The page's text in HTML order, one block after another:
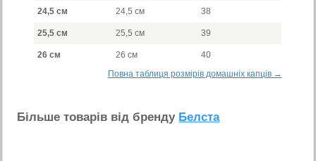
24,5 см 24,5 см 38
25,5 см 25,5 см 39
26 см 26 см
40
Повна таблиця розмірів домашніх капців →
Бiльше товарiв вiд бренду Белста